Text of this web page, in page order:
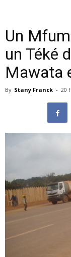
Un
un Téké
Mawata
By Stany Franck - 20